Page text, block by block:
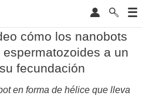
cómo los nanobots
a un
fecundación
en forma de hélice que lleva